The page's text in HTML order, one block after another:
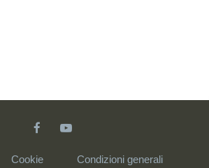
Cookie Condizioni generali